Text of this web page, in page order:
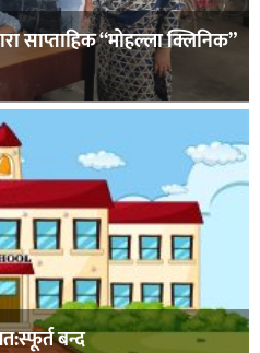
साप्ताहिक “मोहल्ला क्लिनिक”
बन्द